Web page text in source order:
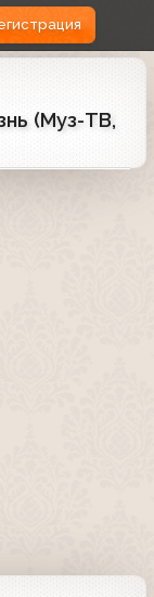
(Муз-ТВ,